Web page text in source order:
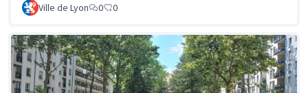
Ville de Lyon 0 0